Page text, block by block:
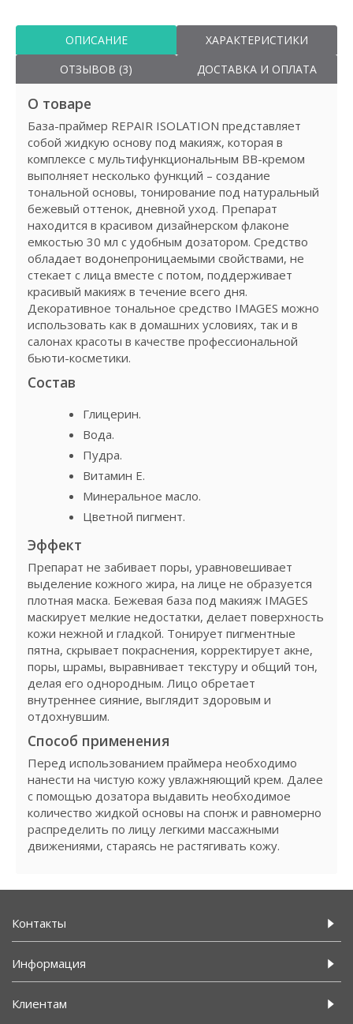
ОПИСАНИЕ
ХАРАКТЕРИСТИКИ
ОТЗЫВОВ (3)
ДОСТАВКА И ОПЛАТА
О товаре
База-праймер REPAIR ISOLATION представляет
собой жидкую основу под макияж, которая в
комплексе с мультифункциональным ВВ-кремом
выполняет несколько функций – создание
тональной основы, тонирование под натуральный
бежевый оттенок, дневной уход. Препарат
находится в красивом дизайнерском флаконе
емкостью 30 мл с удобным дозатором. Средство
обладает водонепроницаемыми свойствами, не
стекает с лица вместе с потом, поддерживает
красивый макияж в течение всего дня.
Декоративное тональное средство IMAGES можно
использовать как в домашних условиях, так и в
салонах красоты в качестве профессиональной
бьюти-косметики.
Состав
Глицерин.
Вода.
Пудра.
Витамин Е.
Минеральное масло.
Цветной пигмент.
Эффект
Препарат не забивает поры, уравновешивает
выделение кожного жира, на лице не образуется
плотная маска. Бежевая база под макияж IMAGES
маскирует мелкие недостатки, делает поверхность
кожи нежной и гладкой. Тонирует пигментные
пятна, скрывает покраснения, корректирует акне,
поры, шрамы, выравнивает текстуру и общий тон,
делая его однородным. Лицо обретает
внутреннее сияние, выглядит здоровым и
отдохнувшим.
Способ применения
Перед использованием праймера необходимо
нанести на чистую кожу увлажняющий крем. Далее
с помощью дозатора выдавить необходимое
количество жидкой основы на спонж и равномерно
распределить по лицу легкими массажными
движениями, стараясь не растягивать кожу.
Контакты
Информация
Клиентам